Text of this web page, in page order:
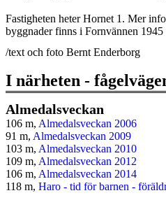
Fastigheten heter Hornet 1. Mer
byggnader finns i Fornvännen 1945
/text och foto Bernt Enderborg
I närheten -
Almedalsveckan
106 m, Almedalsveckan 2006
91 m, Almedalsveckan 2009
103 m, Almedalsveckan 2010
109 m, Almedalsveckan 2012
106 m, Almedalsveckan 2014
118 m, Haro - tid för barnen -